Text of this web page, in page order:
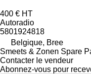
400 € HT
Autoradio
5801924818
Belgique, Bree
Smeets & Zonen Spare
Contacter le vendeur
Abonnez-vous pour